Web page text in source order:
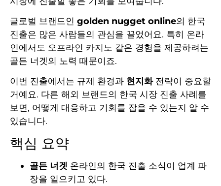
글로벌 브랜드인 golden nugget online의 한국
진출은 많은 사람들의 관심을 끌었어요. 특히 온라
인에서도 오프라인 카지노 같은 경험을 제공하려는
골든 너겟의 노력 때문이죠.
이번 진출에서는 규제 환경과 현지화전략이 중요할
거예요. 다른 해외 브랜드의 한국 시장 진출 사례를
보면, 어떻게 대응하고 기회를 잡을 수 있는지 알 수
있습니다.
핵심 요약
골든 너겟 온라인의 한국 진출 소식이 업계 파
장을 일으키고 있다.